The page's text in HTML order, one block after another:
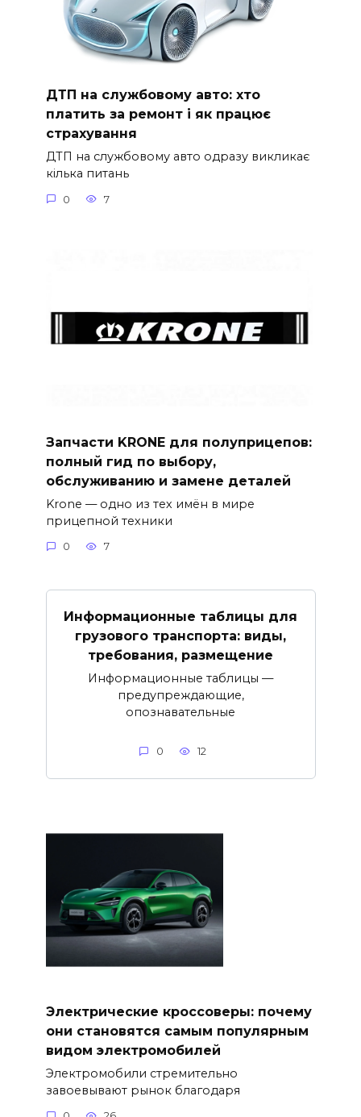
ДТП на службовому авто: хто
платить за ремонт і як працює
страхування
ДТП на службовому авто одразу викликає
кілька питань
0 7
Запчасти KRONE для полуприцепов:
полный гид по выбору,
обслуживанию и замене деталей
Krone — одно из тех имён в мире
прицепной техники
0 7
Информационные таблицы для
грузового транспорта: виды,
требования, размещение
Информационные таблицы —
предупреждающие,
опознавательные
0 12
Электрические кроссоверы: почему
они становятся самым популярным
видом электромобилей
Электромобили стремительно
завоевывают рынок благодаря